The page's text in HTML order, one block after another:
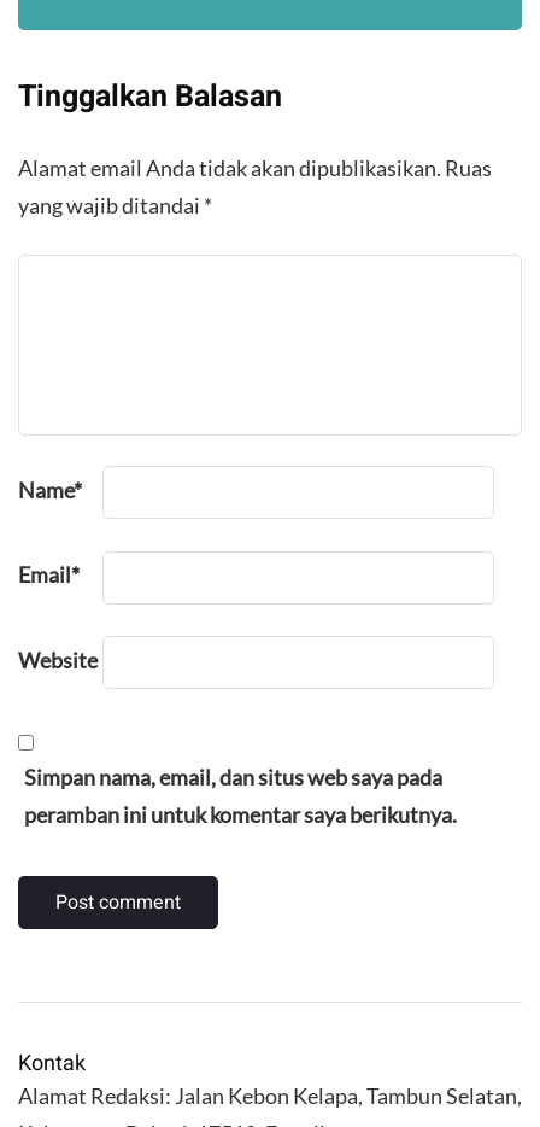
Tinggalkan Balasan
Alamat email Anda tidak akan dipublikasikan. Ruas
yang wajib ditandai *
Name*
Email*
Website
Simpan nama, email, dan situs web saya pada
peramban ini untuk komentar saya berikutnya.
Kontak
Alamat Redaksi: Jalan Kebon Kelapa, Tambun Selatan,